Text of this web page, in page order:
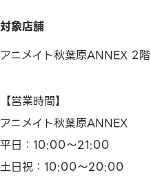
対象店舗
アニメイト秋葉原ANNEX 2階
【営業時間】
アニメイト秋葉原ANNEX
平日：10:00～21:00
土日祝：10:00～20:00